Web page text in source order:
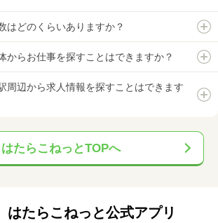
はどのくらいありますか？
からお仕事を探すことはできますか？
周辺から求人情報を探すことはできます
はたらこねっとTOPへ
はたらこねっと公式アプリ